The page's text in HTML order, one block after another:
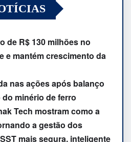
de R$ 130 milhões no
e mantém crescimento da
nas ações após balanço
minério de ferro
Tech mostram como a
a gestão dos
mais segura, inteligente